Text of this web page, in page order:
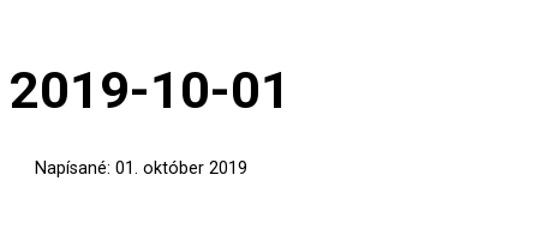
2019-10-01
Napísané: 01. október 2019